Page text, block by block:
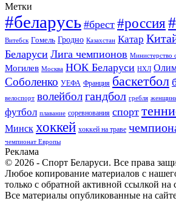
Метки
#беларусь #брест #россия
Витебск Гомель Гродно Казахстан Катар
Беларуси Лига чемпионов Министерство
Могилев Москва НОК Беларуси НХЛ
Соболенко УЕФА Франция баскетбол
велоспорт волейболгандбол гребля
футбол плавание соревнования спорт
Минск хоккей хоккей на траве
чемпионат Европы
Реклама
© 2026 - Спорт Беларуси. Все права
Любое копирование материалов с
только с обратной активной ссылкой на
Все материалы опубликованные на